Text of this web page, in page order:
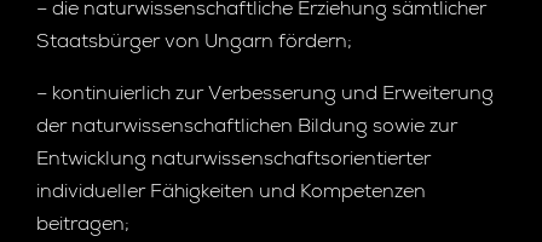
– die naturwissenschaftliche Erziehung sämtlicher
Staatsbürger von Ungarn fördern;
– kontinuierlich zur Verbesserung und Erweiterung
der naturwissenschaftlichen Bildung sowie zur
Entwicklung naturwissenschaftsorientierter
individueller Fähigkeiten und Kompetenzen
beitragen;